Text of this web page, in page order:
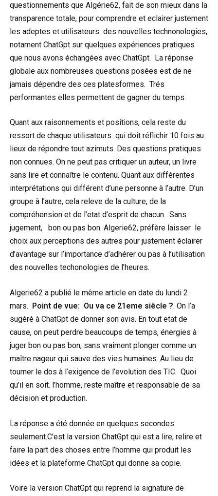
questionnements que Algérie62, fait de son mieux dans la
transparence totale, pour comprendre et eclairer justement
les adeptes et utilisateurs des nouvelles technonologies,
notament ChatGpt sur quelques expériences pratiques
que nous avons échangées avec ChatGpt. La réponse
globale aux nombreuses questions posées est de ne
jamais dépendre des ces platesformes. Trés
performantes elles permettent de gagner du temps.
Quant aux raisonnements et positions, cela reste du
ressort de chaque utilisateurs qui doit réflichir 10 fois au
lieux de répondre tout azimuts. Des questions pratiques
non connues. On ne peut pas critiquer un auteur, un livre
sans lire et connaître le contenu. Quant aux différentes
interprétations qui différent d’une personne à l’autre. D’un
groupe à l’autre, cela releve de la culture, de la
compréhension et de l’etat d’esprit de chacun. Sans
jugement, bon ou pas bon. Algerie62, préfère laisser le
choix aux perceptions des autres pour justement éclairer
d’avantage sur l’importance d’adhérer ou pas à l’utilisation
des nouvelles techonologies de l’heures.
Algerie62 a publié le même article en date du lundi 2
mars. Point de vue: Ou va ce 21eme siècle ?. On l’a
sugéré à ChatGpt de donner son avis. En tout etat de
cause, on peut perdre beaucoups de temps, énergies à
juger bon ou pas bon, sans vraiment plonger comme un
maître nageur qui sauve des vies humaines. Au lieu de
tourner le dos à l’exigence de l’evolution des TIC. Quoi
qu’il en soit. l’homme, reste maître et responsable de sa
décision et production.
La réponse a été donnée en quelques secondes
seulement.C’est la version ChatGpt qui est a lire, relire et
faire la part des choses entre l’homme qui produit les
idées et la plateforme ChatGpt qui donne sa copie.
Voire la version ChatGpt qui reprend la signature de